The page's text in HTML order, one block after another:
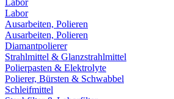
Labor
Labor
Ausarbeiten, Polieren
Ausarbeiten, Polieren
Diamantpolierer
Strahlmittel & Glanzstrahlmittel
Polierpasten & Elektrolyte
Polierer, Bürsten & Schwabbel
Schleifmittel